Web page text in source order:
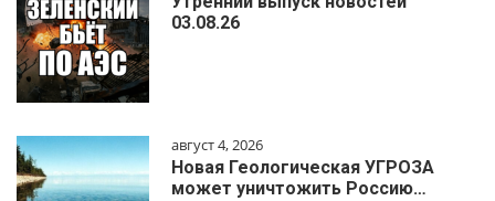
03.08.26
август 4, 2026
Новая Геологическая УГРОЗА
может уничтожить Россию…